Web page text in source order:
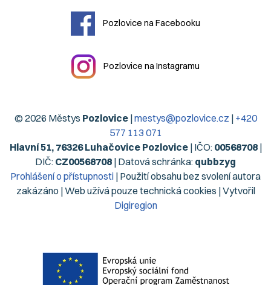
Pozlovice na Facebooku
Pozlovice na Instagramu
© 2026 Městys Pozlovice|mestys@pozlovice.cz | +420
577 113 071
Hlavní 51, 76326 Luhačovice Pozlovice| IČO: 00568708|
DIČ: CZ00568708 | Datová schránka: qubbzyg
Prohlášení o přístupnosti | Použití obsahu bez svolení autora
zakázáno | Web užívá pouze technická cookies | Vytvořil
Digiregion